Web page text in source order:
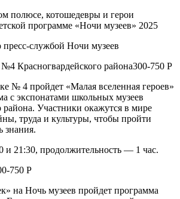
пресс-службой Ночи музеев
№4 Красногвардейского района300-750 Р
№ 4 пройдет «Малая вселенная героев»
с экспонатами школьных музеев
района. Участники окажутся в мире
труда и культуры, чтобы пройти
знания.
и 21:30, продолжительность — 1 час.
750 Р
на Ночь музеев пройдет программа